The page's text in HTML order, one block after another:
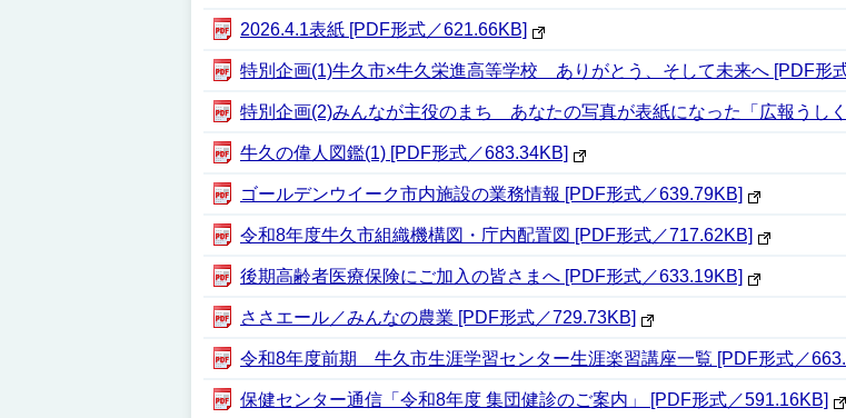
2026.4.1表紙 [PDF形式／621.66KB]
特別企画(1)牛久市×牛久栄進高等学校 ありがとう、そして未来へ [PDF形
特別企画(2)みんなが主役のまち あなたの写真が表紙になった「広報うし
牛久の偉人図鑑(1) [PDF形式／683.34KB]
ゴールデンウイーク市内施設の業務情報 [PDF形式／639.79KB]
令和8年度牛久市組織機構図・庁内配置図 [PDF形式／717.62KB]
後期高齢者医療保険にご加入の皆さまへ [PDF形式／633.19KB]
ささエール／みんなの農業 [PDF形式／729.73KB]
令和8年度前期 牛久市生涯学習センター生涯楽習講座一覧 [PDF形式／
保健センター通信「令和8年度 集団健診のご案内」 [PDF形式／591.16KB]